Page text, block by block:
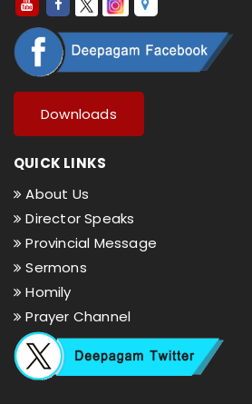
Downloads
QUICK LINKS
About Us
Director Speaks
Provincial Message
Sermons
Homily
Prayer Channel